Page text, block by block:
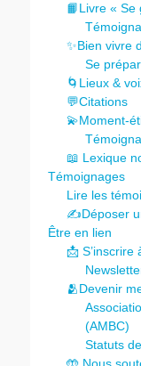
📙Livre « Se
✨Bien vivre
Se
🌀Lieux &
💬Citations
💫Moment-
📖 Lexique
Témoignages
Lire les
✍️Déposer
Être en lien
📩 S’inscrire
🫂Devenir
(AMBC)
Statuts